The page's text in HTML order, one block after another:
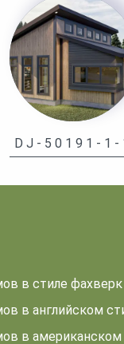
DJ-50191-1-
в стиле фахверк
в английском
в американском